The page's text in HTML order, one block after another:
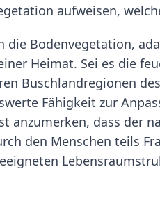
aufweisen,
die Bodenvegetation,
Heimat. Sei es die
Buschlandregionen
Fähigkeit zur
anzumerken, dass der
den Menschen teils